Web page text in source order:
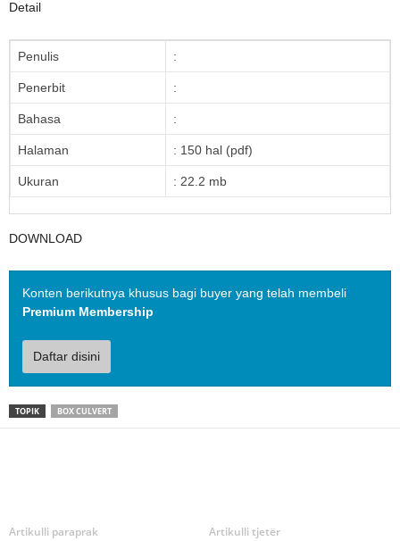
Detail
Penulis :
Penerbit :
Bahasa :
Halaman : 150 hal (pdf)
Ukuran : 22.2 mb
DOWNLOAD
Konten berikutnya khusus bagi buyer yang telah membeli
Premium Membership
Daftar disini
TOPIK BOX CULVERT
Artikulli paraprak Artikulli tjetër